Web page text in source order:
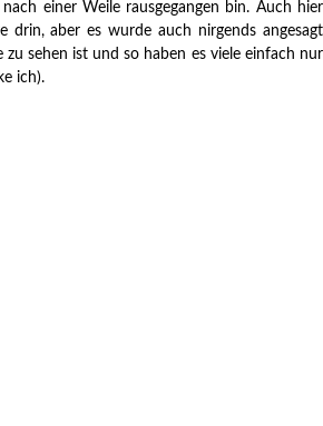
einer Weile rausgegangen bin. Auch hier
drin, aber es wurde auch nirgends angesagt
sehen ist und so haben es viele einfach nur
ich).